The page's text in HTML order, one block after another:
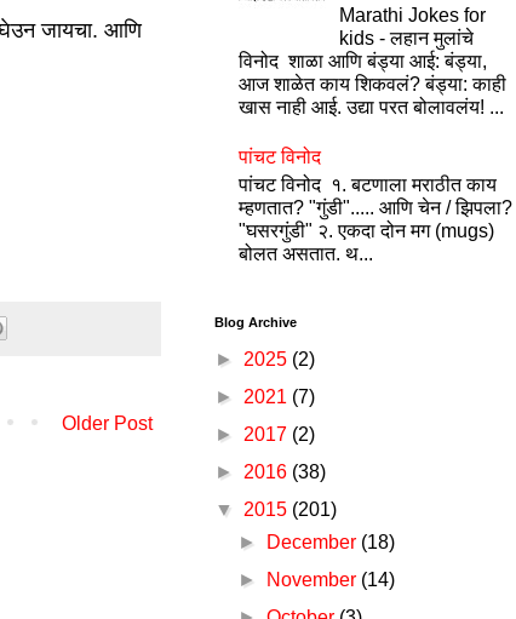
घेउन जायचा. आणि
Older Post
Marathi Jokes for
kids - लहान मुलांचे
विनोद शाळा आणि बंड्या आई: बंड्या,
आज शाळेत काय शिकवलं? बंड्या: काही
खास नाही आई. उद्या परत बोलावलंय! ...
पांचट विनोद
पांचट विनोद १. बटणाला मराठीत काय
म्हणतात? "गुंडी"..... आणि चेन / झिपला?
"घसरगुंडी" २. एकदा दोन मग (mugs)
बोलत असतात. थ...
Blog Archive
► 2025 (2)
► 2021 (7)
► 2017 (2)
► 2016 (38)
▼ 2015 (201)
►
December (18)
►
November (14)